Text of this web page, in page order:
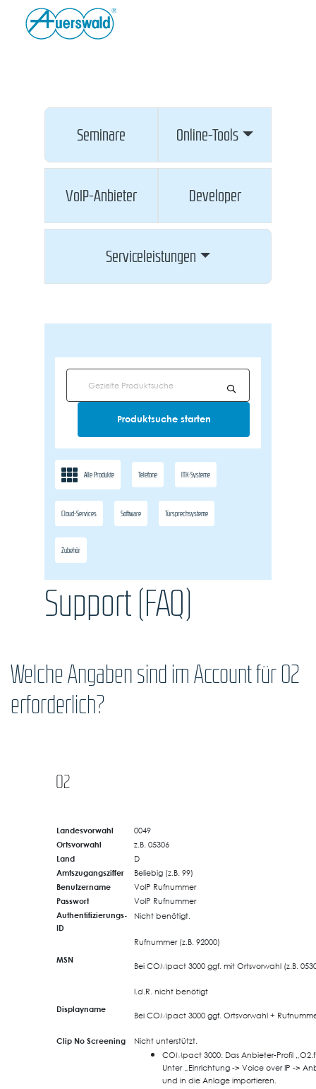
Seminare Online-Tools
VoIP-Anbieter Developer
Serviceleistungen
Alle Produkte Telefone ITK-Systeme
Cloud-Services Software Türsprechsysteme
Zubehör
Support (FAQ)
Welche Angaben sind im Account für O2
erforderlich?
O2
Landesvorwahl
0049
Ortsvorwahl
z.B. 05306
Land
D
Amtszugangsziffer
Beliebig (z.B. 99)
Benutzername
VoIP Rufnummer
Passwort
VoIP Rufnummer
Authentifizierungs-
ID
Nicht benötigt.
MSN
Rufnummer (z.B. 92000)
Bei COMpact 3000 ggf. mit Ortsvorwahl (z.B.
Displayname
I.d.R. nicht benötigt
Bei COMpact 3000 ggf.Ortsvorwahl +
Clip No Screening Nicht unterstützt.
COMpact 3000: Das Anbieter-Profil
Unter „Einrichtung -> Voice over IP ->
und in die Anlage importieren.